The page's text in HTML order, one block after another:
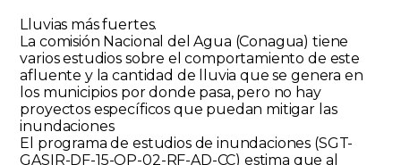
Lluvias más fuertes.
La comisión Nacional del Agua (Conagua) tiene
varios estudios sobre el comportamiento de este
afluente y la cantidad de lluvia que se genera en
los municipios por donde pasa, pero no hay
proyectos específicos que puedan mitigar las
inundaciones
El programa de estudios de inundaciones (SGT-
GASIR-DF-15-OP-02-RF-AD-CC) estima que al